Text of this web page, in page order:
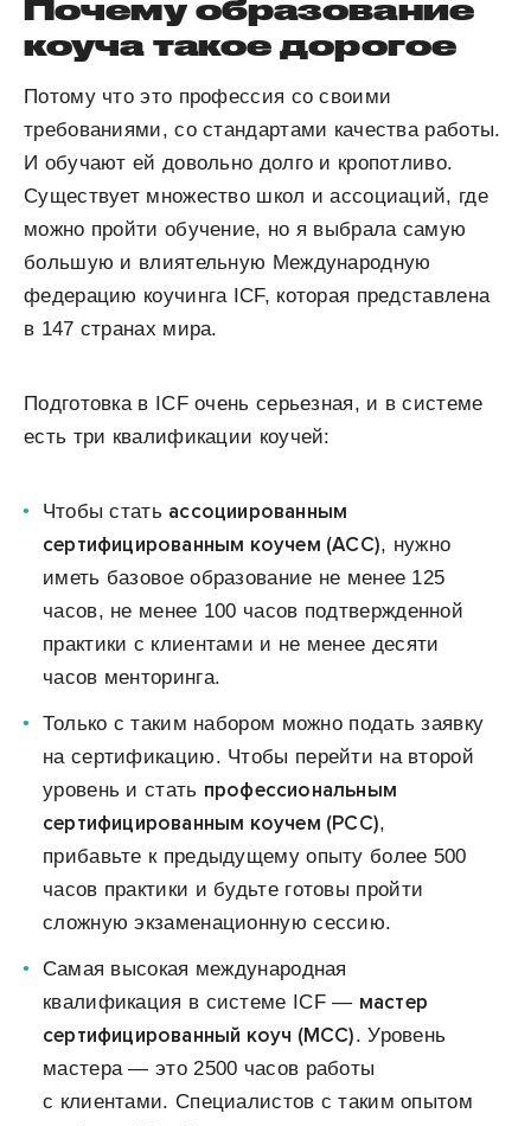
Почему образование
коуча такое дорогое
Потому что это профессия со своими
требованиями, со стандартами качества работы.
И обучают ей довольно долго и кропотливо.
Существует множество школ и ассоциаций, где
можно пройти обучение, но я выбрала самую
большую и влиятельную Международную
федерацию коучинга ICF, которая представлена
в 147 странах мира.
Подготовка в ICF очень серьезная, и в системе
есть три квалификации коучей:
Чтобы стать ассоциированным
сертифицированным коучем (ACC), нужно
иметь базовое образование не менее 125
часов, не менее 100 часов подтвержденной
практики с клиентами и не менее десяти
часов менторинга.
Только с таким набором можно подать заявку
на сертификацию. Чтобы перейти на второй
уровень и стать профессиональным
сертифицированным коучем (PCC),
прибавьте к предыдущему опыту более 500
часов практики и будьте готовы пройти
сложную экзаменационную сессию.
Самая высокая международная
квалификация в системе ICF — мастер
сертифицированный коуч (MCC). Уровень
мастера — это 2500 часов работы
с клиентами. Специалистов с таким опытом